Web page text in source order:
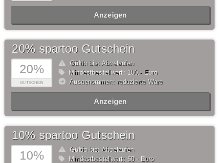
Anzeigen
20%
GUTSCHEIN
20% spartoo Gutschein
Gültig bis: Abgelaufen
Mindestbestellwert: 100,- Euro
Ausgenommen: reduzierte Ware
Anzeigen
10%
10% spartoo Gutschein
Gültig bis: Abgelaufen
Mindestbestellwert: 60,- Euro